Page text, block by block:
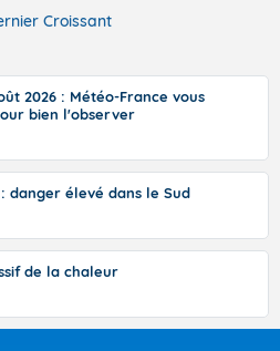
Croissant
2026 : Météo-France vous
bien l'observer
danger élevé dans le Sud
de la chaleur